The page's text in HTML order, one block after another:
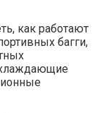
как работают
багги,